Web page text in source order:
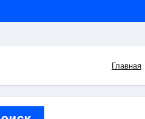
авторского и патентного
Главная